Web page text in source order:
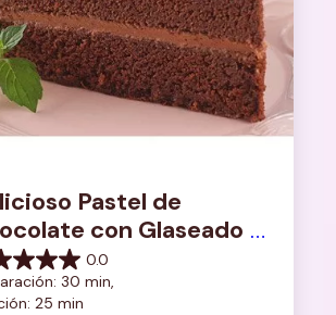
Pastel de
con Glaseado
Rico y
0.0
30 min,
25 min